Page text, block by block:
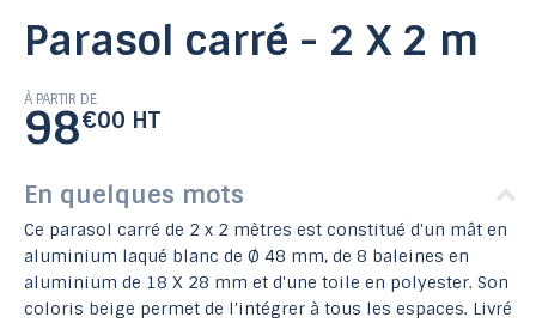
Parasol carré - 2 X 2 m
À PARTIR DE
98€00 HT
En quelques mots
Ce parasol carré de 2 x 2 mètres est constitué d'un mât en
aluminium laqué blanc de Ø 48 mm, de 8 baleines en
aluminium de 18 X 28 mm et d'une toile en polyester. Son
coloris beige permet de l'intégrer à tous les espaces. Livré